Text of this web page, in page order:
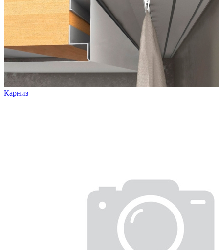
Карниз